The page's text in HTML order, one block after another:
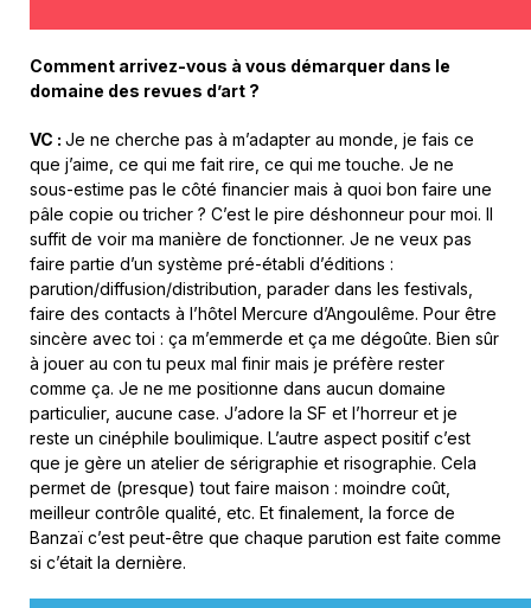
Comment arrivez-vous à vous démarquer dans le
domaine des revues d’art ?
VC : Je ne cherche pas à m’adapter au monde, je fais ce
que j’aime, ce qui me fait rire, ce qui me touche. Je ne
sous-estime pas le côté financier mais à quoi bon faire une
pâle copie ou tricher ? C’est le pire déshonneur pour moi. Il
suffit de voir ma manière de fonctionner. Je ne veux pas
faire partie d’un système pré-établi d’éditions :
parution/diffusion/distribution, parader dans les festivals,
faire des contacts à l’hôtel Mercure d’Angoulême. Pour être
sincère avec toi : ça m’emmerde et ça me dégoûte. Bien sûr
à jouer au con tu peux mal finir mais je préfère rester
comme ça. Je ne me positionne dans aucun domaine
particulier, aucune case. J’adore la SF et l’horreur et je
reste un cinéphile boulimique. L’autre aspect positif c’est
que je gère un atelier de sérigraphie et risographie. Cela
permet de (presque) tout faire maison : moindre coût,
meilleur contrôle qualité, etc. Et finalement, la force de
Banzaï c’est peut-être que chaque parution est faite comme
si c’était la dernière.